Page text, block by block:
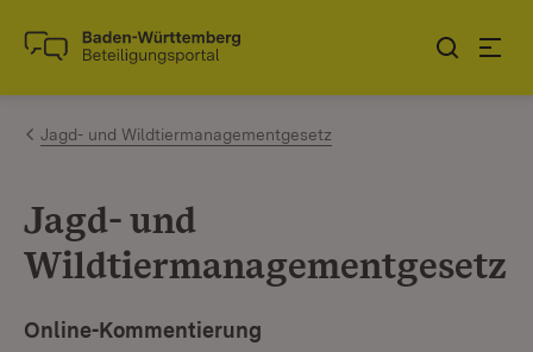
Zum Inhalt springen
Link zur Startseite
Jagd- und Wildtiermanagementgesetz
Jagd- und
Wildtiermanagementgesetz
Online-Kommentierung